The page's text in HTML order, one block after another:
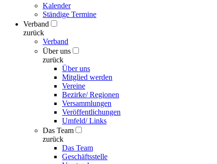
Kalender
Ständige Termine
Verband
zurück
Verband
Über uns
zurück
Über uns
Mitglied werden
Vereine
Bezirke/ Regionen
Versammlungen
Veröffentlichungen
Umfeld/ Links
Das Team
zurück
Das Team
Geschäftsstelle